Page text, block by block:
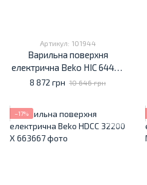
Артикул: 101944
Варильна поверхня
електрична Beko HIC 64403
T
8 872 грн 10 646 грн
−17%